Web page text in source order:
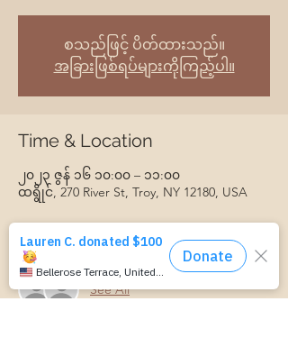
စသည်ဖြင့် ပိတ်ထားသည်။
အခြားဖြစ်ရပ်များကိုကြည့်ပါ။
Time & Location
၂၀၂၃ ဇွန် ၁၆ ၁၀:၀၀ – ၁၁:၀၀
ထရွိုင်, 270 River St, Troy, NY 12180, USA
Guests
See All